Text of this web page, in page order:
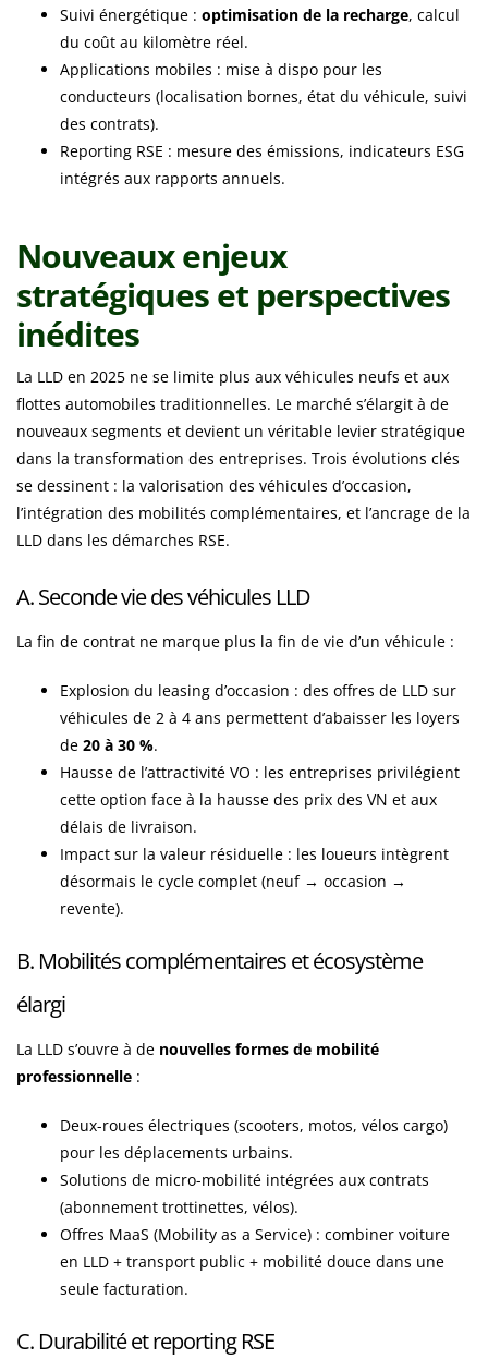
Suivi énergétique : optimisation de la recharge, calcul
du coût au kilomètre réel.
Applications mobiles : mise à dispo pour les
conducteurs (localisation bornes, état du véhicule, suivi
des contrats).
Reporting RSE : mesure des émissions, indicateurs ESG
intégrés aux rapports annuels.
Nouveaux enjeux
stratégiques et perspectives
inédites
La LLD en 2025 ne se limite plus aux véhicules neufs et aux
flottes automobiles traditionnelles. Le marché s’élargit à de
nouveaux segments et devient un véritable levier stratégique
dans la transformation des entreprises. Trois évolutions clés
se dessinent : la valorisation des véhicules d’occasion,
l’intégration des mobilités complémentaires, et l’ancrage de la
LLD dans les démarches RSE.
A. Seconde vie des véhicules LLD
La fin de contrat ne marque plus la fin de vie d’un véhicule :
Explosion du leasing d’occasion : des offres de LLD sur
véhicules de 2 à 4 ans permettent d’abaisser les loyers
de 20 à 30 %.
Hausse de l’attractivité VO : les entreprises privilégient
cette option face à la hausse des prix des VN et aux
délais de livraison.
Impact sur la valeur résiduelle : les loueurs intègrent
désormais le cycle complet (neuf → occasion →
revente).
B. Mobilités complémentaires et écosystème
élargi
La LLD s’ouvre à de nouvelles formes de mobilité
professionnelle :
Deux-roues électriques (scooters, motos, vélos cargo)
pour les déplacements urbains.
Solutions de micro-mobilité intégrées aux contrats
(abonnement trottinettes, vélos).
Offres MaaS (Mobility as a Service) : combiner voiture
en LLD + transport public + mobilité douce dans une
seule facturation.
C. Durabilité et reporting RSE